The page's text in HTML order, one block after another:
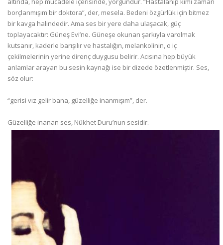
borçlanmışım bir doktora”, der, mesela. Bedeni özgürlük için bitmez
bir kavga halindedir. Ama ses bir yere daha ulaşacak, güç
toplayacaktır: Güneş Evi’ne. Güneşe okunan şarkıyla varolmak
kutsanır, kaderle barışılır ve hastalığın, melankolinin, o iç
çekilmelerinin yerine direnç duygusu belirir. Acısına hep büyük
anlamlar arayan bu sesin kaynağı ise bir dizede özetlenmiştir. Ses,
söz olur:
“gerisi vız gelir bana, güzelliğe inanmışım”, der.
Güzelliğe inanan ses, Nükhet Duru’nun sesidir.